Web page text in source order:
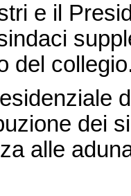
e il
del
dei
alle